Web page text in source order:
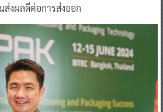
ส่งผลดีต่อการส่งออก